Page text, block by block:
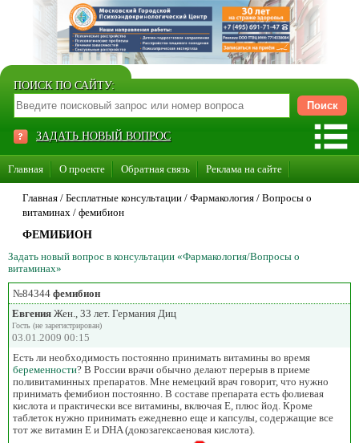
ПОИСК ПО САЙТУ:
ЗАДАТЬ НОВЫЙ ВОПРОС
Главная О проекте Обратная связь Реклама на сайте
Стать консультантом нашего сайта
Главная / Бесплатные консультации / Фармакология / Вопросы о
витаминах / фемибион
ФЕМИБИОН
Задать новый вопрос в консультации «Фармакология/Вопросы о
витаминах»
№84344 фемибион
Евгения Жен., 33 лет. Германия Диц
Гость (не зарегистрирован)
03.01.2009 00:15
Есть ли необходимость постоянно принимать витамины во время
беременности? В России врачи обычно делают перерыв в приеме
поливитаминных препаратов. Мне немецкий врач говорит, что нужно
принимать фемибион постоянно. В составе препарата есть фолиевая
кислота и практически все витамины, включая Е, плюс йод. Кроме
таблеток нужно принимать ежедневно еще и капсулы, содержащие все
тот же витамин Е и DHA (докозагексаеновая кислота).